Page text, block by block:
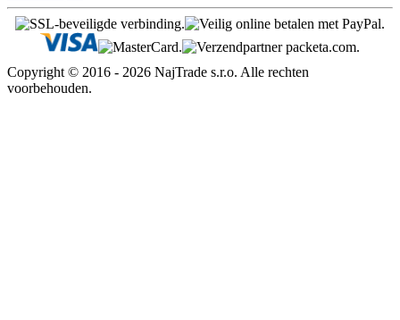
Copyright © 2016 - 2026 NajTrade s.r.o. Alle rechten
voorbehouden.